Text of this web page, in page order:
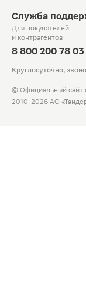
Служба
Для покупателей
и контрагентов
8 800 200 78 03
Круглосуточно,
© Официальный сайт
2010-2026 АО